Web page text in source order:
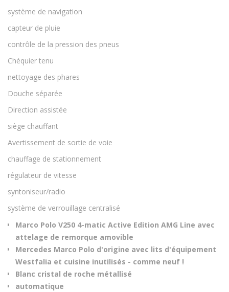
système de navigation
capteur de pluie
contrôle de la pression des pneus
Chéquier tenu
nettoyage des phares
Douche séparée
Direction assistée
siège chauffant
Avertissement de sortie de voie
chauffage de stationnement
régulateur de vitesse
syntoniseur/radio
système de verrouillage centralisé
Marco Polo V250 4-matic Active Edition AMG Line avec
attelage de remorque amovible
Mercedes Marco Polo d'origine avec lits d'équipement
Westfalia et cuisine inutilisés - comme neuf !
Blanc cristal de roche métallisé
automatique